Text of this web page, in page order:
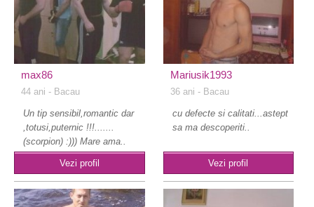
max86
44 ani - Bacau
Un tip sensibil,romantic dar
,totusi,puternic !!!.......
(scorpion) :))) Mare ama..
Vezi profil
Mariusik1993
36 ani - Bacau
cu defecte si calitati...astept
sa ma descoperiti..
Vezi profil